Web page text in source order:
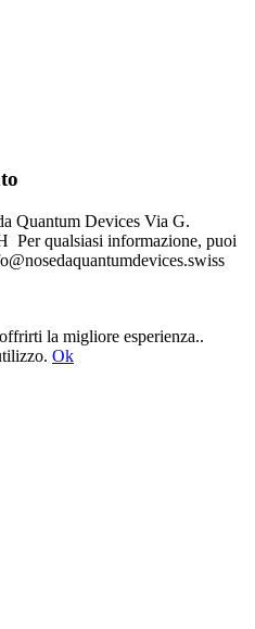
Quantum Devices Via G.
Per qualsiasi informazione, puoi
la migliore esperienza..
Ok